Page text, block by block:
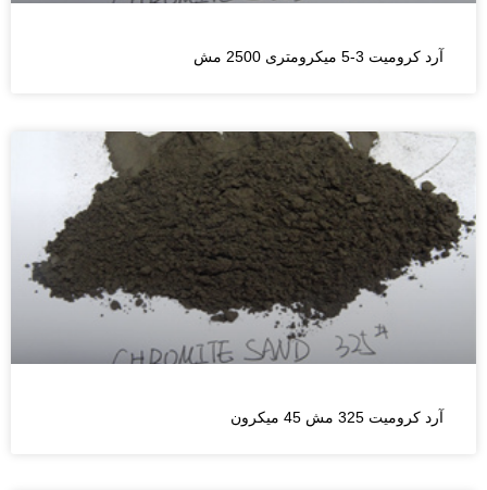
آرد کرومیت 3-5 میکرومتری 2500 مش
آرد کرومیت 325 مش 45 میکرون